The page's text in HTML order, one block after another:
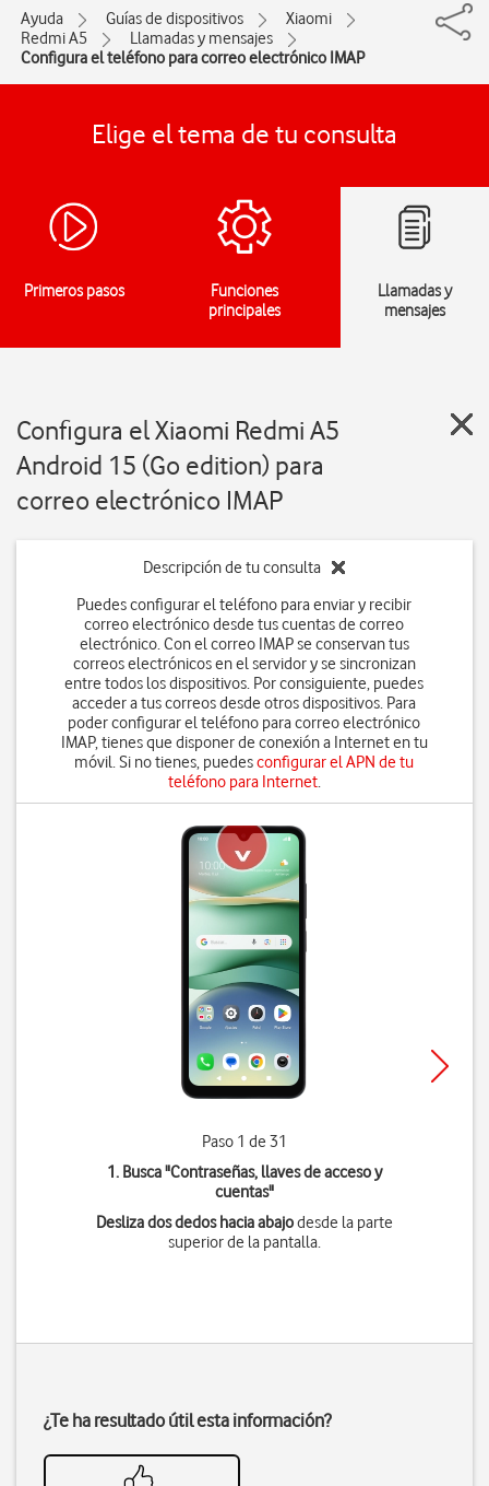
Ayuda Guías de dispositivos
Xiaomi
Redmi A5
Llamadas y mensajes
Configura el teléfono para correo electrónico IMAP
Elige el tema de tu consulta
Primeros pasos
Funciones
principales
Llamadas y
mensajes
Configura el Xiaomi Redmi A5
Android 15 (Go edition) para
correo electrónico IMAP
Descripción de tu consulta
Puedes configurar el teléfono para enviar y recibir
correo electrónico desde tus cuentas de correo
electrónico. Con el correo IMAP se conservan tus
correos electrónicos en el servidor y se sincronizan
entre todos los dispositivos. Por consiguiente, puedes
acceder a tus correos desde otros dispositivos. Para
poder configurar el teléfono para correo electrónico
IMAP, tienes que disponer de conexión a Internet en tu
móvil. Si no tienes, puedesconfigurar el APN de tu
teléfono para Internet.
Paso 1 de 31
1. Busca "Contraseñas, llaves de acceso y
cuentas"
Desliza dos dedos hacia abajodesde la parte
superior de la pantalla.
¿Te ha resultado útil esta información?